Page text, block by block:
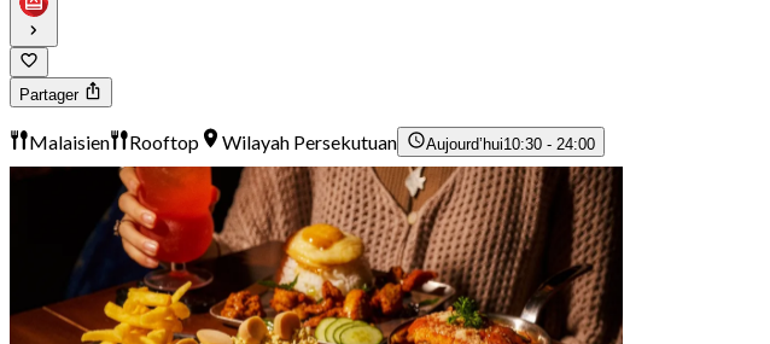
Partager
Malaisien Rooftop Wilayah Persekutuan Aujourd’hui10:30 - 24:00